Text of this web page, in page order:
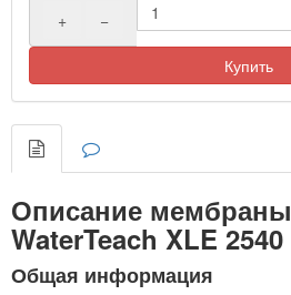
+ −
Купить
Описание
WaterTeach XLE 2540
Общая информация